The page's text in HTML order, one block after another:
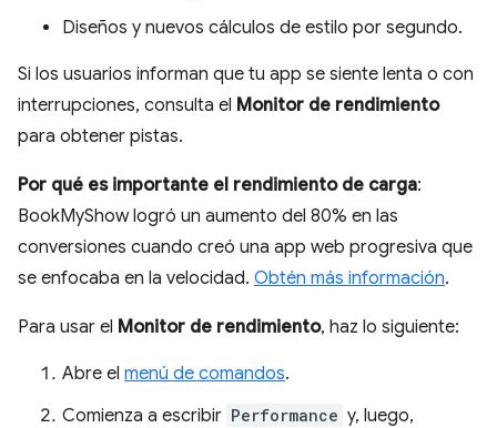
Diseños y nuevos cálculos de estilo por segundo.
Si los usuarios informan que tu app se siente lenta o con
interrupciones, consulta el Monitor de rendimiento
para obtener pistas.
Por qué es importante el rendimiento de carga:
BookMyShow logró un aumento del 80% en las
conversiones cuando creó una app web progresiva que
se enfocaba en la velocidad. Obtén más información.
Para usar el Monitor de rendimiento, haz lo siguiente:
Abre el menú de comandos.
Comienza a escribir Performance y, luego,